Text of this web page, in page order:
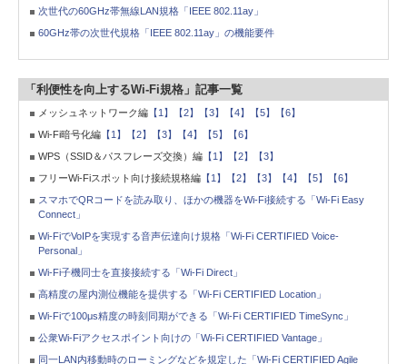
次世代の60GHz帯無線LAN規格「IEEE 802.11ay」
60GHz帯の次世代規格「IEEE 802.11ay」の機能要件
「利便性を向上するWi-Fi規格」記事一覧
メッシュネットワーク編 【1】 【2】 【3】 【4】 【5】
【6】
Wi-Fi暗号化編 【1】 【2】 【3】 【4】 【5】
【6】
WPS（SSID＆パスフレーズ交換）編【1】 【2】
【3】
フリーWi-Fiスポット向け接続規格編【1】 【2】 【3】 【4】 【5】
【6】
スマホでQRコードを読み取り、ほかの機器をWi-Fi接続する「Wi-Fi Easy
Connect」
Wi-FiでVoIPを実現する音声伝達向け規格「Wi-Fi CERTIFIED Voice-
Personal」
Wi-Fi子機同士を直接接続する「Wi-Fi Direct」
高精度の屋内測位機能を提供する「Wi-Fi CERTIFIED Location」
Wi-Fiで100μs精度の時刻同期ができる「Wi-Fi CERTIFIED TimeSync」
公衆Wi-Fiアクセスポイント向けの「Wi-Fi CERTIFIED Vantage」
同一LAN内移動時のローミングなどを規定した「Wi-Fi CERTIFIED Agile